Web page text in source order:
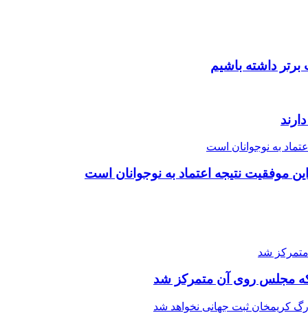
داشته باشیم
موفقیت نتیجه اعتماد به نوجوانان است
که مجلس روی آن متمرکز شد